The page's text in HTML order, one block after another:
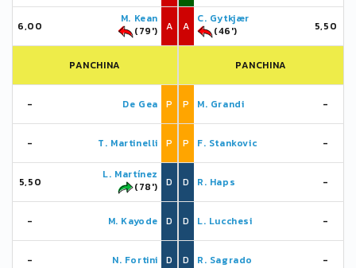
6,00
M. Kean
(79')
A
PANCHINA
- De Gea P
- T. Martinelli P
5,50
L. Martínez
(78')
D
- M. Kayode D
- N. Fortini D
A
C. Gytkjær
(46')
5,50
PANCHINA
P M. Grandi -
P F. Stankovic -
D R. Haps -
D L. Lucchesi -
D R. Sagrado -